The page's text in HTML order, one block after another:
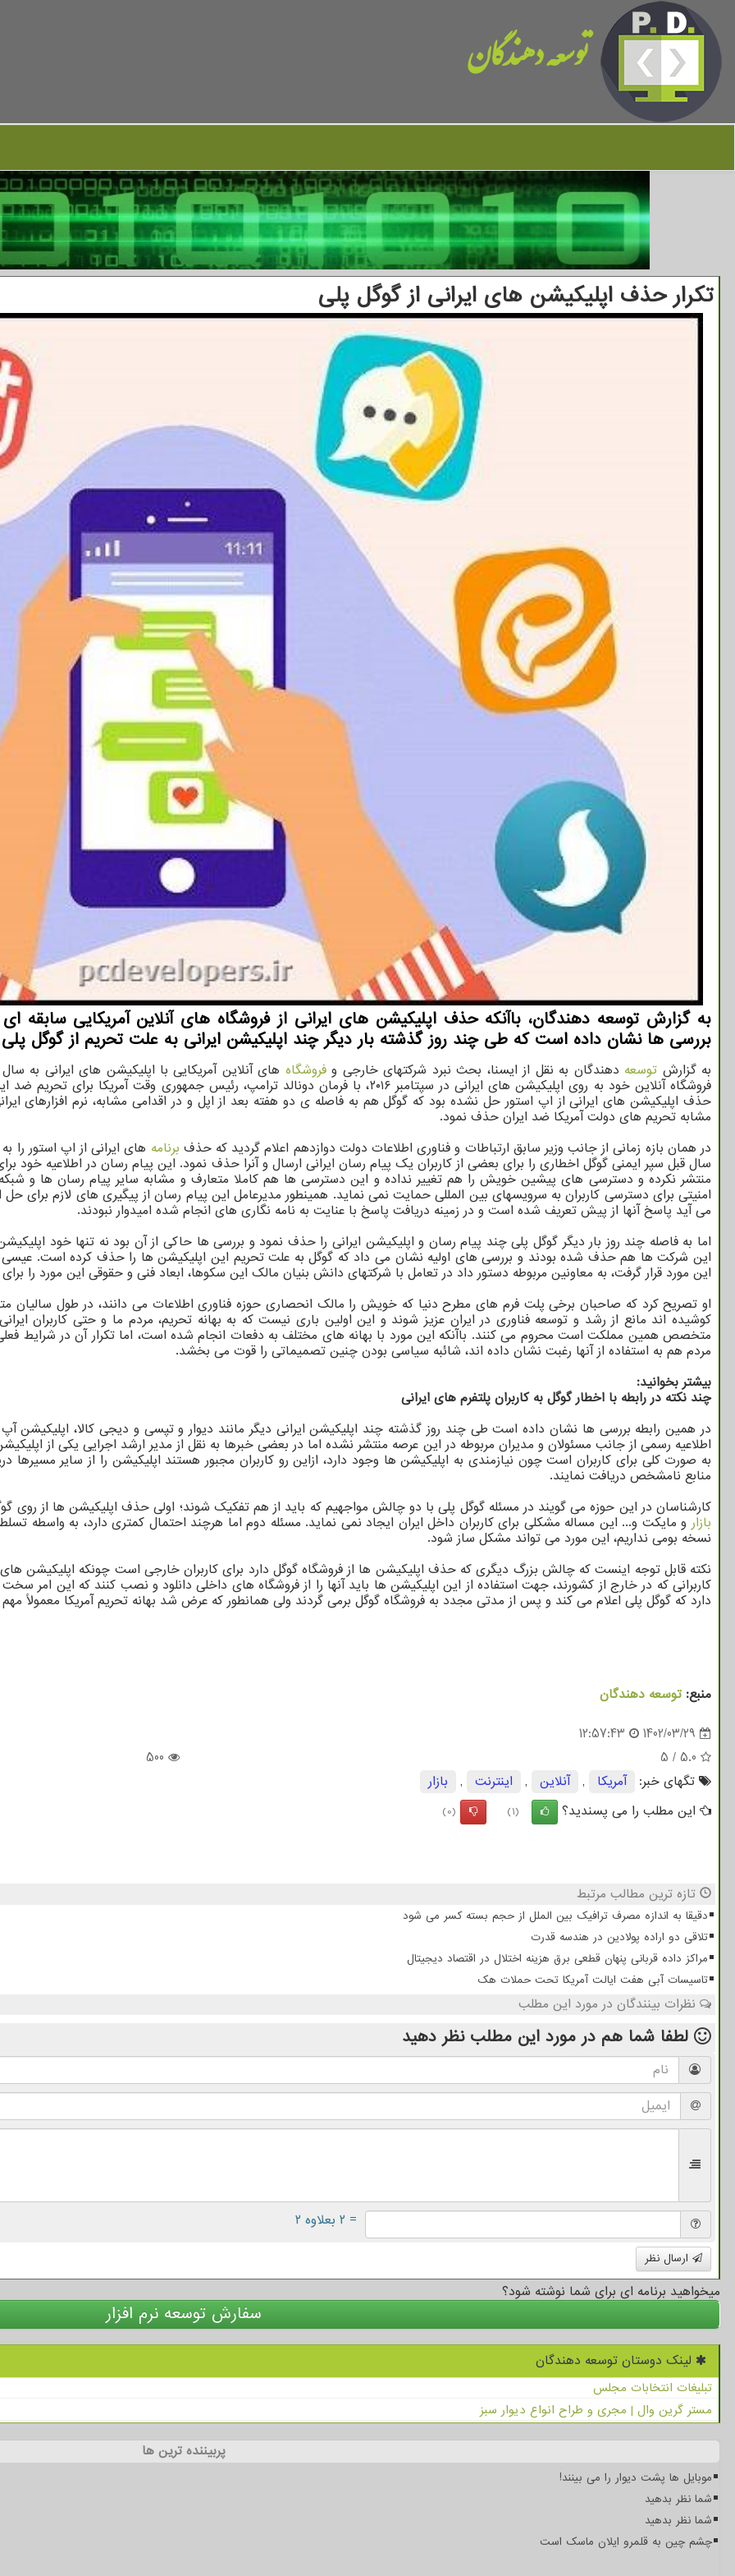
توسعه دهندگان
تکرار حذف اپلیکیشن های ایرانی از گوگل پلی
به گزارش توسعه دهندگان، باآنکه حذف اپلیکیشن های ایرانی از فروشگاه های آنلاین آمریکایی
بررسی ها نشان داده است که طی چند روز گذشته بار دیگر چند اپلیکیشن ایرانی به علت تحریم از گوگل
به گزارش توسعه دهندگان به نقل از ایسنا، بحث نبرد شرکتهای خارجی وفروشگاه
فروشگاه آنلاین خود به روی اپلیکیشن های ایرانی در سپتامبر ۲۰۱۶، با فرمان دونالد ترامپ، رئیس
حذف اپلیکیشن های ایرانی از اپ استور حل نشده بود که گوگل هم به فاصله ی دو هفته بعد از اپل و در اقدامی مشابه، نرم افزارهای
مشابه تحریم های دولت آمریکا ضد ایران حذف نمود.
در همان بازه زمانی از جانب وزیر سابق ارتباطات و فناوری اطلاعات دولت دوازدهم اعلام گردید که حذف برنامه های ایرانی از اپ استور را
سال قبل سپر ایمنی گوگل اخطاری را برای بعضی از کاربران یک پیام رسان ایرانی ارسال و آنرا حذف نمود. این پیام رسان در اطلاعیه خود
منتشر نکرده و دسترسی های پیشین خویش را هم تغییر نداده و این دسترسی ها هم کاملا متعارف و مشابه سایر پیام رسان ها و
امنیتی برای دسترسی کاربران به سرویسهای بین المللی حمایت نمی نماید. همینطور مدیرعامل این پیام رسان از پیگیری های لازم برای حل
می آید پاسخ آنها از پیش تعریف شده است و در زمینه دریافت پاسخ با عنایت به نامه نگاری های انجام شده امیدوار نبودند.
اما به فاصله چند روز بار دیگر گوگل پلی چند پیام رسان و اپلیکیشن ایرانی را حذف نمود و بررسی ها حاکی از آن بود نه تنها خود
این شرکت ها هم حذف شده بودند و بررسی های اولیه نشان می داد که گوگل به علت تحریم این اپلیکیشن ها را حذف کرده است. عیسی
این مورد قرار گرفت، به معاونین مربوطه دستور داد در تعامل با شرکتهای دانش بنیان مالک این سکوها، ابعاد فنی و حقوقی این مورد را
او تصریح کرد که صاحبان برخی پلت فرم های مطرح دنیا که خویش را مالک انحصاری حوزه فناوری اطلاعات می دانند، در طول سالیان
کوشیده اند مانع از رشد و توسعه فناوری در ایران عزیز شوند و این اولین باری نیست که به بهانه تحریم، مردم ما و حتی کاربران
متخصص همین مملکت است محروم می کنند. باآنکه این مورد با بهانه های مختلف به دفعات انجام شده است، اما تکرار آن در شرایط
مردم هم به استفاده از آنها رغبت نشان داده اند، شائبه سیاسی بودن چنین تصمیماتی را قوت می بخشد.
بیشتر بخوانید:
چند نکته در رابطه با اخطار گوگل به کاربران پلتفرم های ایرانی
در همین رابطه بررسی ها نشان داده است طی چند روز گذشته چند اپلیکیشن ایرانی دیگر مانند دیوار و تپسی و دیجی کالا، اپلیکیشن
اطلاعیه رسمی از جانب مسئولان و مدیران مربوطه در این عرصه منتشر نشده اما در بعضی خبرها به نقل از مدیر ارشد اجرایی یکی از
به صورت کلی برای کاربران است چون نیازمندی به اپلیکیشن ها وجود دارد، ازاین رو کاربران مجبور هستند اپلیکیشن را از سایر مسیرها
منابع نامشخص دریافت نمایند.
کارشناسان در این حوزه می گویند در مسئله گوگل پلی با دو چالش مواجهیم که باید از هم تفکیک شوند؛ اولی حذف اپلیکیشن ها از
بازار و مایکت و... این مساله مشکلی برای کاربران داخل ایران ایجاد نمی نماید. مسئله دوم اما هرچند احتمال کمتری دارد، به واسطه
نسخه بومی نداریم، این مورد می تواند مشکل ساز شود.
نکته قابل توجه اینست که چالش بزرگ دیگری که حذف اپلیکیشن ها از فروشگاه گوگل دارد برای کاربران خارجی است چونکه اپلیکیشن های
کاربرانی که در خارج از کشورند، جهت استفاده از این اپلیکیشن ها باید آنها را از فروشگاه های داخلی دانلود و نصب کنند که این
دارد که گوگل پلی اعلام می کند و پس از مدتی مجدد به فروشگاه گوگل برمی گردند ولی همانطور که عرض شد بهانه تحریم آمریکا معمولاً
منبع: توسعه دهندگان
1402/03/29
12:57:43
5.0
/
5
500
تگهای خبر:
آمریكا , آنلاین , اینترنت ,
بازار
این مطلب را می پسندید؟
(1)
(0)
تازه ترین مطالب مرتبط
دقیقا به اندازه مصرف ترافیک بین الملل از حجم بسته کسر می شود
تلاقی دو اراده پولادین در هندسه قدرت
مراکز داده قربانی پنهان قطعی برق هزینه اختلال در اقتصاد دیجیتال
تاسیسات آبی هفت ایالت آمریکا تحت حملات هک
نظرات بینندگان در مورد این مطلب
لطفا شما هم در مورد این مطلب نظر دهید
= ۲ بعلاوه ۲
ارسال نظر
میخواهید برنامه ای برای شما نوشته شود؟
سفارش توسعه نرم افزار
لینک دوستان توسعه دهندگان
تبلیغات انتخابات مجلس
مستر گرین وال | مجری و طراح انواع دیوار سبز
پربیننده ترین ها
موبایل ها پشت دیوار را می بینند!
شما نظر بدهید
شما نظر بدهید
چشم چین به قلمرو ایلان ماسک است